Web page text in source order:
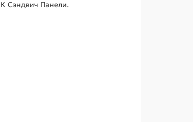
Сэндвич Панели.